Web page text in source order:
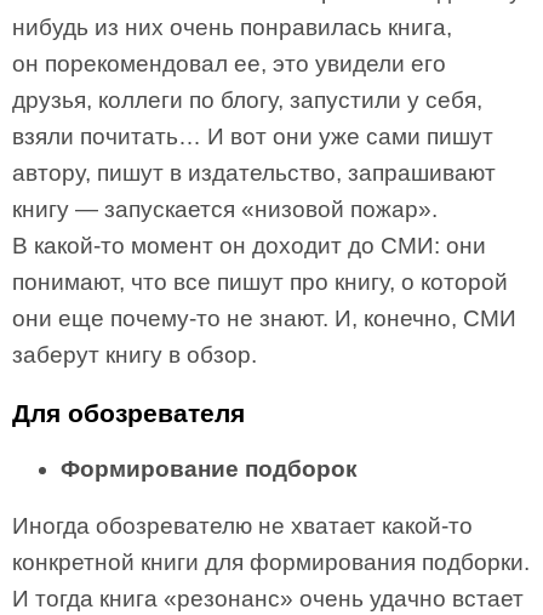
нибудь из них очень понравилась книга,
он порекомендовал ее, это увидели его
друзья, коллеги по блогу, запустили у себя,
взяли почитать… И вот они уже сами пишут
автору, пишут в издательство, запрашивают
книгу — запускается «низовой пожар».
В какой-то момент он доходит до СМИ: они
понимают, что все пишут про книгу, о которой
они еще почему-то не знают. И, конечно, СМИ
заберут книгу в обзор.
Для обозревателя
Формирование подборок
Иногда обозревателю не хватает какой-то
конкретной книги для формирования подборки.
И тогда книга «резонанс» очень удачно встает